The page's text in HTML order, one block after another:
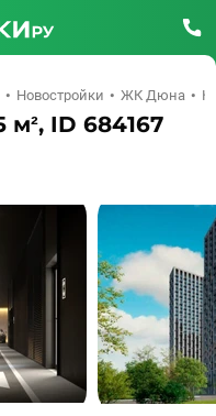
Новостройки ЖК Дюна
м², ID 684167